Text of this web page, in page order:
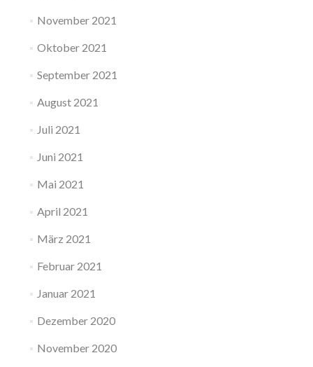
November 2021
Oktober 2021
September 2021
August 2021
Juli 2021
Juni 2021
Mai 2021
April 2021
März 2021
Februar 2021
Januar 2021
Dezember 2020
November 2020